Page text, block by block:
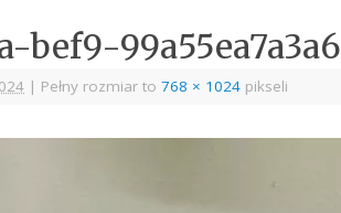
bef9-99a55ea7a3a6
| Pełny rozmiar to 768 × 1024 pikseli